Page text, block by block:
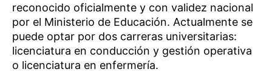
reconocido oficialmente y con validez nacional
por el Ministerio de Educación. Actualmente se
puede optar por dos carreras universitarias:
licenciatura en conducción y gestión operativa
o licenciatura en enfermería.